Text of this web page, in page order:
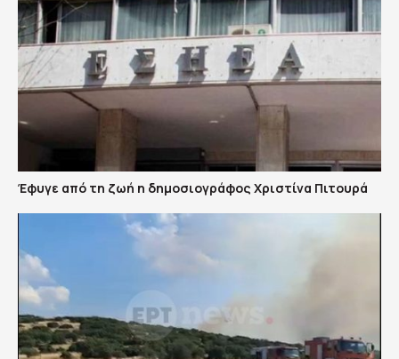
Έφυγε από τη ζωή η δημοσιογράφος Χριστίνα Πιτουρά